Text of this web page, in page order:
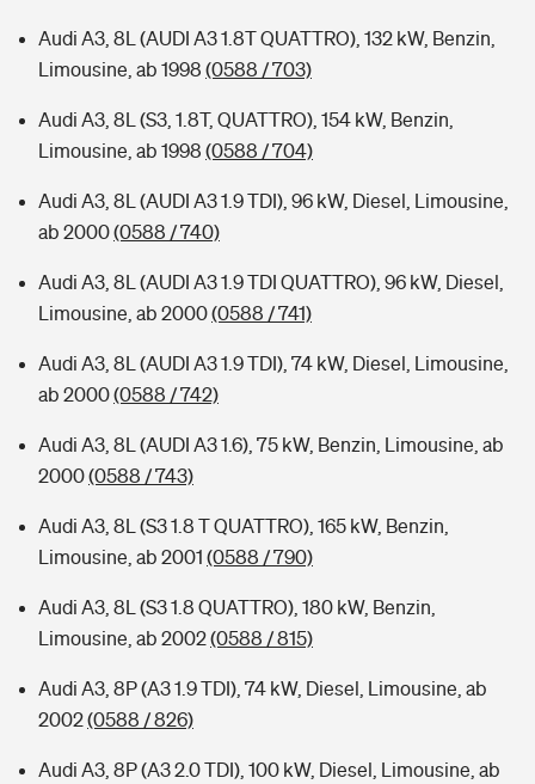
Audi A3, 8L (AUDI A3 1.8T QUATTRO), 132 kW, Benzin,
Limousine, ab 1998 (0588 / 703)
Audi A3, 8L (S3, 1.8T, QUATTRO), 154 kW, Benzin,
Limousine, ab 1998 (0588 / 704)
Audi A3, 8L (AUDI A3 1.9 TDI), 96 kW, Diesel, Limousine,
ab 2000(0588 / 740)
Audi A3, 8L (AUDI A3 1.9 TDI QUATTRO), 96 kW, Diesel,
Limousine, ab 2000(0588 / 741)
Audi A3, 8L (AUDI A3 1.9 TDI), 74 kW, Diesel, Limousine,
ab 2000(0588 / 742)
Audi A3, 8L (AUDI A3 1.6), 75 kW, Benzin, Limousine, ab
2000(0588 / 743)
Audi A3, 8L (S3 1.8 T QUATTRO), 165 kW, Benzin,
Limousine, ab 2001 (0588 / 790)
Audi A3, 8L (S3 1.8 QUATTRO), 180 kW, Benzin,
Limousine, ab 2002(0588 / 815)
Audi A3, 8P (A3 1.9 TDI), 74 kW, Diesel, Limousine, ab
2002(0588 / 826)
Audi A3, 8P (A3 2.0 TDI), 100 kW, Diesel, Limousine, ab